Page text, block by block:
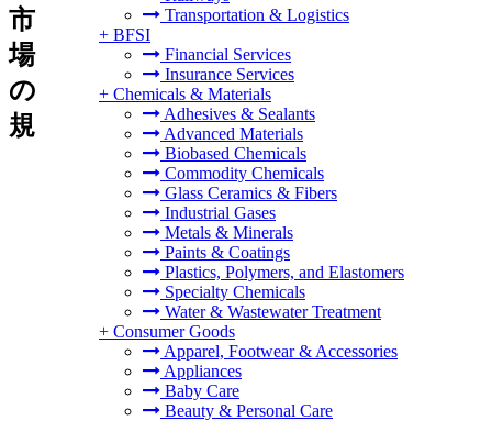
Transportation & Logistics
+ BFSI
Financial Services
Insurance Services
+ Chemicals & Materials
Adhesives & Sealants
Advanced Materials
Biobased Chemicals
Commodity Chemicals
Glass Ceramics & Fibers
Industrial Gases
Metals & Minerals
Paints & Coatings
Plastics, Polymers, and Elastomers
Specialty Chemicals
Water & Wastewater Treatment
+ Consumer Goods
Apparel, Footwear & Accessories
Appliances
Baby Care
Beauty & Personal Care
市
場
の
規